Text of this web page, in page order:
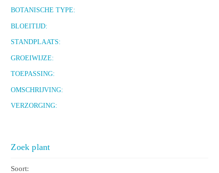
BOTANISCHE TYPE:
BLOEITIJD:
STANDPLAATS:
GROEIWIJZE:
TOEPASSING:
OMSCHRIJVING:
VERZORGING:
Zoek plant
Soort: